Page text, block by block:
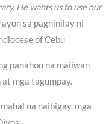
He wants us to use our
ayon sa pagninilay ni
of Cebu
panahon na maiiwan
mga tagumpay.
na naibigay, mga